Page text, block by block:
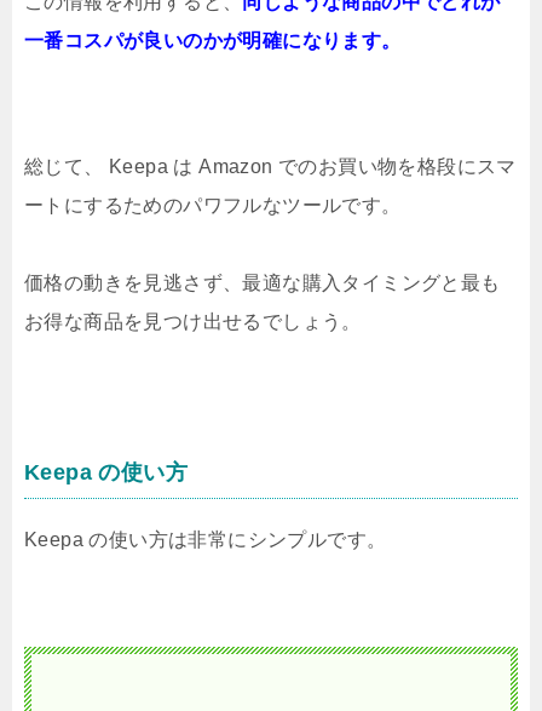
一番コスパが良いのかが明確になります。
総じて、 Keepa は Amazon でのお買い物を格段にスマ
ートにするためのパワフルなツールです。
価格の動きを見逃さず、最適な購入タイミングと最も
お得な商品を見つけ出せるでしょう。
Keepa の使い方
Keepa の使い方は非常にシンプルです。